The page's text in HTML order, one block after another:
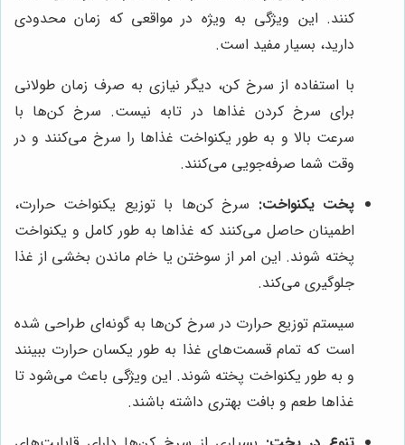
کنند. این ویژگی به ویژه در مواقعی که زمان محدودی
دارید، بسیار مفید است.
با استفاده از سرخ کن، دیگر نیازی به صرف زمان طولانی
برای سرخ کردن غذاها در تابه نیست. سرخ کن‌ها با
سرعت بالا و به طور یکنواخت غذاها را سرخ می‌کنند و در
وقت شما صرفه‌جویی می‌کنند.
پخت یکنواخت: سرخ کن‌ها با توزیع یکنواخت حرارت،
اطمینان حاصل می‌کنند که غذاها به طور کامل و یکنواخت
پخته شوند. این امر از سوختن یا خام ماندن بخشی از غذا
جلوگیری می‌کند.
سیستم توزیع حرارت در سرخ کن‌ها به گونه‌ای طراحی شده
است که تمام قسمت‌های غذا به طور یکسان حرارت ببینند
و به طور یکنواخت پخته شوند. این ویژگی باعث می‌شود تا
غذاها طعم و بافت بهتری داشته باشند.